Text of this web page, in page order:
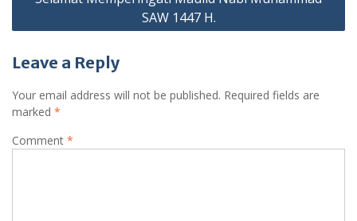
SAW 1447 H.
Leave a Reply
Your email address will not be published. Required fields are
marked *
Comment *